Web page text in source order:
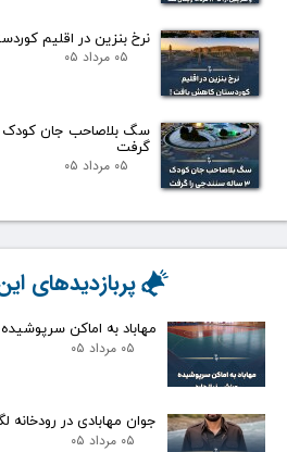
نرخ بنزین در اقلیم
۰۵ مرداد ۰۵
گرفت
۰۵ مرداد ۰۵
مهاباد به اماکن
۰۵ مرداد ۰۵
جوان مهابادی در
۰۵ مرداد ۰۵
پربازدیدهای